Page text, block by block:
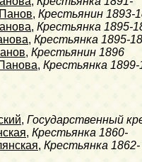
, Крестьянин 1893-
, Крестьянка 1895-
, Крестьянка 1895-
, Крестьянин 1896
, Крестьянка 1899-
, Государственный
, Крестьянка 1860-
, Крестьянка 1862-